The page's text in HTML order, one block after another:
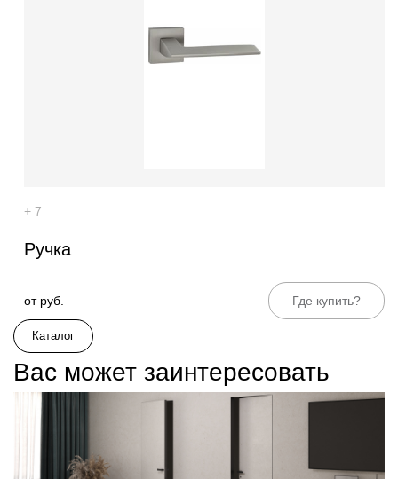
612
+ 7
Ручка
от руб. Где купить?
Каталог
Вас может заинтересовать